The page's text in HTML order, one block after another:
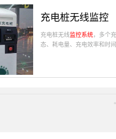
充电桩无线监控
充电桩无线监控系统，多个
态、耗电量、充电效率和时
«